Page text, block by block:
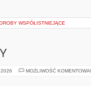
WSPÓŁISTNIEJĄCE
MOŻLIWOŚĆ